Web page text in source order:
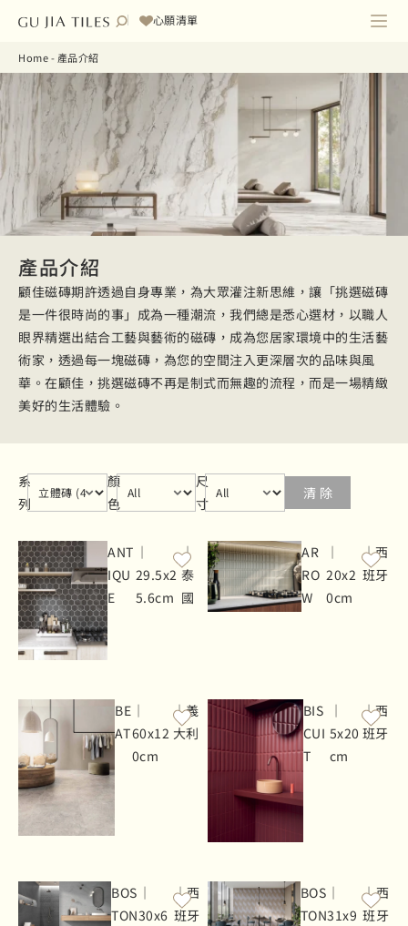
心願清單
Home- 產品介紹
產品介紹
顧佳磁磚期許透過自身專業，為大眾灌注新思維，讓「挑選磁磚
是一件很時尚的事」成為一種潮流，我們總是悉心選材，以職人
眼界精選出結合工藝與藝術的磁磚，成為您居家環境中的生活藝
術家，透過每一塊磁磚，為您的空間注入更深層次的品味與風
華。在顧佳，挑選磁磚不再是制式而無趣的流程，而是一場精緻
美好的生活體驗。
系
列
series
Select content
顏
色
color
Select content
尺
寸
size
Select content
清 除
ANT
IQU
E
｜
29.5x2
5.6cm
｜
泰
國
AR
RO
W
｜
20x2
0cm
｜西
班牙
BE
AT
｜
60x12
0cm
｜義
大利
BIS
CUI
T
｜
5x20
cm
｜西
班牙
BOS
TON
｜
30x6
｜西
班牙
BOS
TON
｜
31x9
｜西
班牙